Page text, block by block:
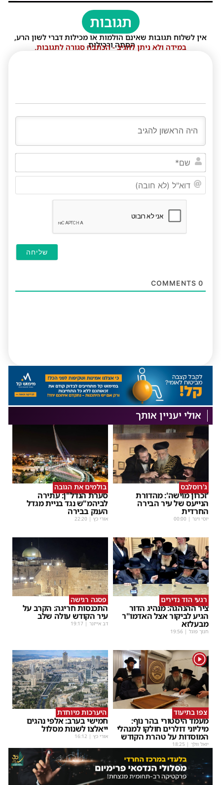
תגובות
אין לשלוח תגובות שאינם הולמות או מכילות דברי לשון הרע,
הסתה ורכילות.
במידה ולא ניתן להגיב - הכתבה סגורה לתגובות.
0
אולי יעניין אותך
ג'רוסלבס
'זכרון מוישה': מהדורת
הנייעס של עיר הבירה
החרדית
יוסי וינר |
00:00
בולמים את הגובה
סערת הנדל"ן: עתירה
לביהמ"ש נגד בניית מגדל
הענק בבירה
אורי כץ |
22:20
רגעי הוד נדירים
ציר ההנהגה: מנהיג הדור
הגיע לביקור אצל האדמו"ר
מבעלזא
חנוך פוגל |
19:56
פסגה רגישה
התכנסות חריגה: הקרב על
עיר הקודש עולה שלב
דב אייזנר |
19:17
1
צפו בתיעוד
מעמד היסטורי בהר נוף:
מיליוני דולרים חולקו למנהלי
המוסדות על טהרת הקודש
יואל וולך |
18:25
היערכות מיוחדת
חמישי בערב: אלפי נהגים
ייאלצו לשנות מסלול
אורי כץ |
16:12